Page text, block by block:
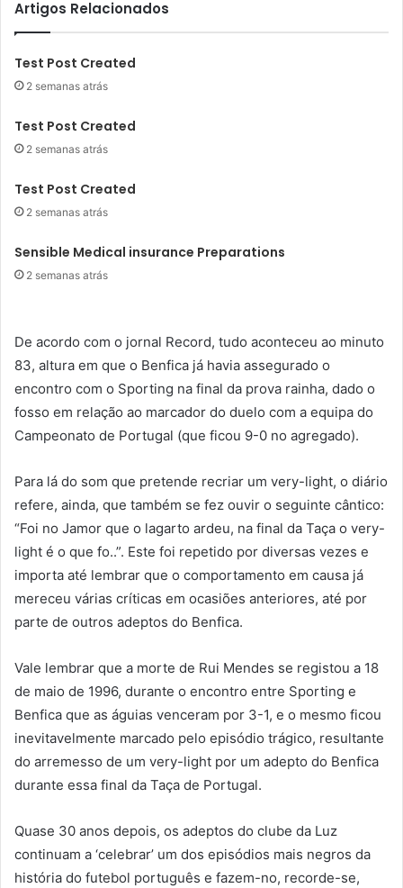
Artigos Relacionados
Test Post Created
2 semanas atrás
Test Post Created
2 semanas atrás
Test Post Created
2 semanas atrás
Sensible Medical insurance Preparations
2 semanas atrás
De acordo com o jornal Record, tudo aconteceu ao minuto
83, altura em que o Benfica já havia assegurado o
encontro com o Sporting na final da prova rainha, dado o
fosso em relação ao marcador do duelo com a equipa do
Campeonato de Portugal (que ficou 9-0 no agregado).
Para lá do som que pretende recriar um very-light, o diário
refere, ainda, que também se fez ouvir o seguinte cântico:
“Foi no Jamor que o lagarto ardeu, na final da Taça o very-
light é o que fo..”. Este foi repetido por diversas vezes e
importa até lembrar que o comportamento em causa já
mereceu várias críticas em ocasiões anteriores, até por
parte de outros adeptos do Benfica.
Vale lembrar que a morte de Rui Mendes se registou a 18
de maio de 1996, durante o encontro entre Sporting e
Benfica que as águias venceram por 3-1, e o mesmo ficou
inevitavelmente marcado pelo episódio trágico, resultante
do arremesso de um very-light por um adepto do Benfica
durante essa final da Taça de Portugal.
Quase 30 anos depois, os adeptos do clube da Luz
continuam a ‘celebrar’ um dos episódios mais negros da
história do futebol português e fazem-no, recorde-se,